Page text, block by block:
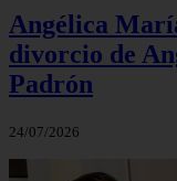
Angélica
divorcio de
Padrón
24/07/2026